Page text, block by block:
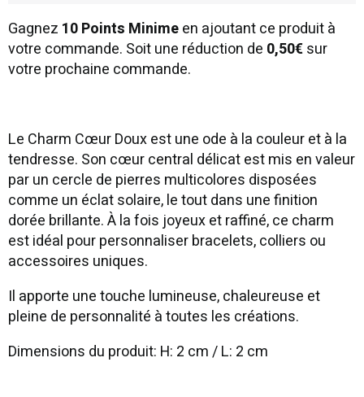
Gagnez 10 Points Minimeen ajoutant ce produit à
votre commande. Soit une réduction de 0,50€sur
votre prochaine commande.
Le Charm Cœur Doux est une ode à la couleur et à la
tendresse. Son cœur central délicat est mis en valeur
par un cercle de pierres multicolores disposées
comme un éclat solaire, le tout dans une finition
dorée brillante. À la fois joyeux et raffiné, ce charm
est idéal pour personnaliser bracelets, colliers ou
accessoires uniques.
Il apporte une touche lumineuse, chaleureuse et
pleine de personnalité à toutes les créations.
Dimensions du produit: H: 2 cm / L: 2 cm